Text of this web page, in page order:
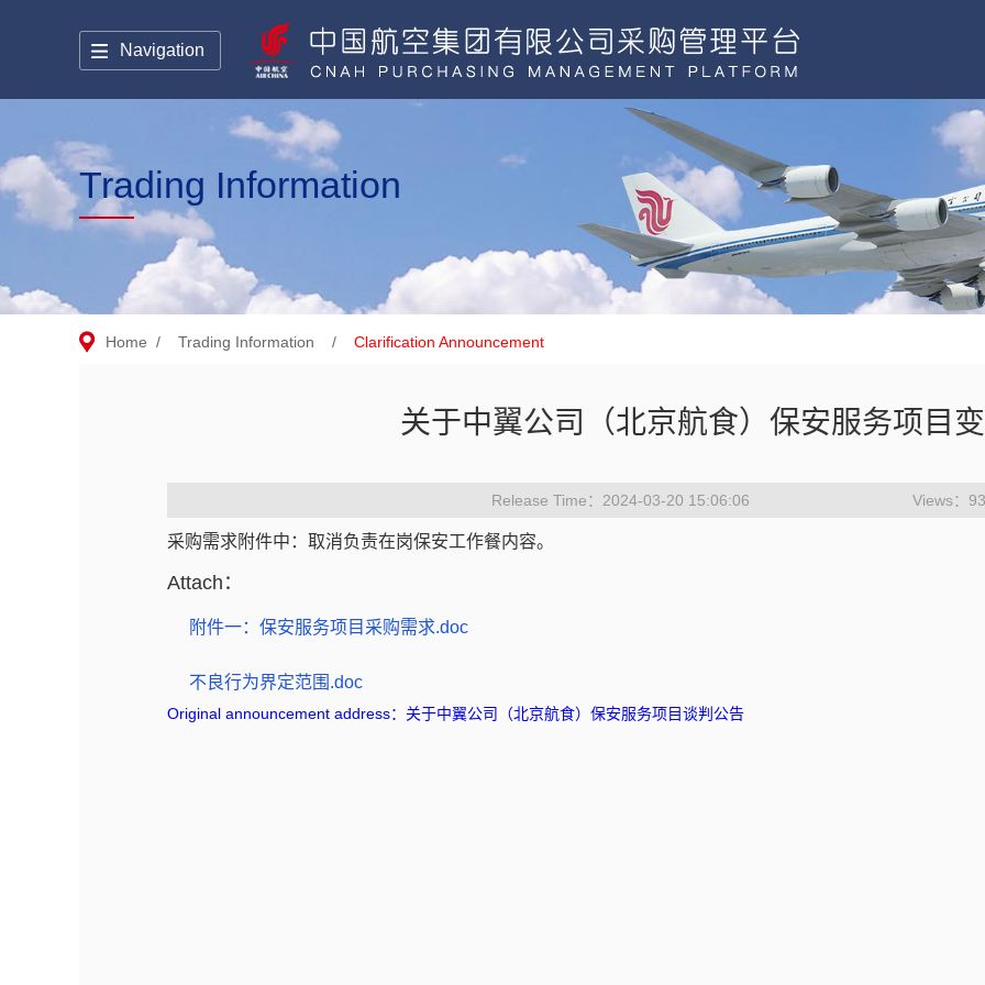
Navigation
Trading Information
Home / Trading Information / Clarification Announcement
关于中翼公司（北京航食）保安服务项目
Release Time：2024-03-20 15:06:06 Views： 93
采购需求附件中：取消负责在岗保安工作餐内容。
Attach：
附件一：保安服务项目采购需求.doc
不良行为界定范围.doc
Original announcement address：关于中翼公司（北京航食）保安服务项目谈判公告